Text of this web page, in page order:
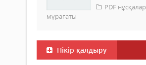
PDF нұсқалар
мұрағаты
Пікір қалдыру